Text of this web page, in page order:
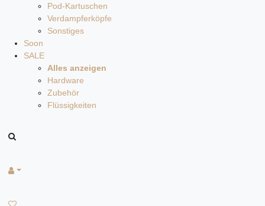
Pod-Kartuschen
Verdampferköpfe
Sonstiges
Soon
SALE
Alles anzeigen
Hardware
Zubehör
Flüssigkeiten